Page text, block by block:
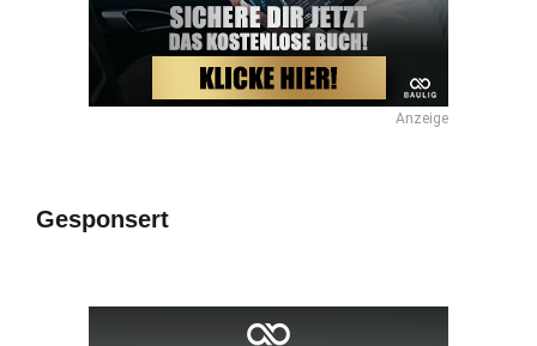
Anzeige
Gesponsert